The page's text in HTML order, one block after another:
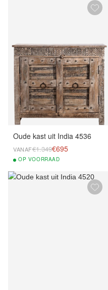
Oude kast uit India 4536
VANAF€1.349€695
OP VOORRAAD